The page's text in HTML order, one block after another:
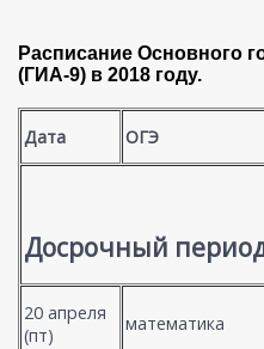
Расписание Основного
(ГИА-9) в 2018 году.
Дата ОГЭ
Досрочный
20 апреля
(пт)
математика